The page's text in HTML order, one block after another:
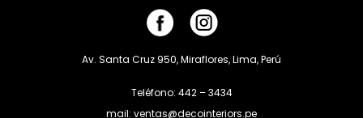
Av. Santa Cruz 950, Miraflores, Lima, Perú
Teléfono: 442 – 3434
mail: ventas@decointeriors.pe